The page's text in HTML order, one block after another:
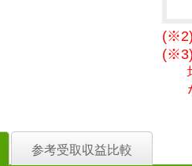
(※2)
(※3)
参考受取収益比較